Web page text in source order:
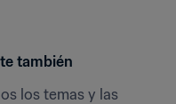
también
los temas y las